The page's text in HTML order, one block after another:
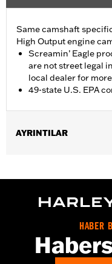
Same camshaft
High Output engine
Screamin’ Eagle
are not street legal
local dealer for
49-state U.S. EPA
AYRINTILAR
FXLRST models. Does
equipped models.
Installation
ECM Calibration
Sold In Units:Each
HABER